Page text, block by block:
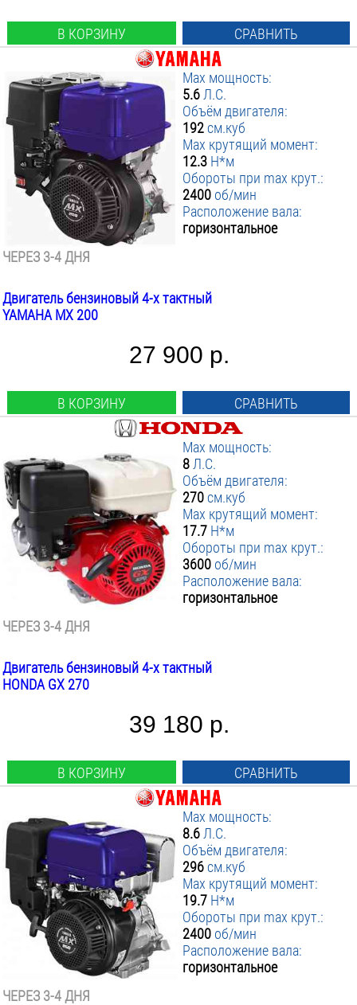
В КОРЗИНУ СРАВНИТЬ
Max мощность:
5.6 Л.С.
Объём двигателя:
192см.куб
Max крутящий момент:
12.3 Н*м
Обороты при max крут.:
2400 об/мин
Расположение вала:
горизонтальное
ЧЕРЕЗ 3-4 ДНЯ
Двигатель бензиновый 4-х тактный
YAMAHA MX 200
27 900 р.
В КОРЗИНУ СРАВНИТЬ
Max мощность:
8 Л.С.
Объём двигателя:
270см.куб
Max крутящий момент:
17.7 Н*м
Обороты при max крут.:
3600 об/мин
Расположение вала:
горизонтальное
ЧЕРЕЗ 3-4 ДНЯ
Двигатель бензиновый 4-х тактный
HONDA GX 270
39 180 р.
В КОРЗИНУ СРАВНИТЬ
Max мощность:
8.6 Л.С.
Объём двигателя:
296см.куб
Max крутящий момент:
19.7 Н*м
Обороты при max крут.:
2400 об/мин
Расположение вала:
горизонтальное
ЧЕРЕЗ 3-4 ДНЯ